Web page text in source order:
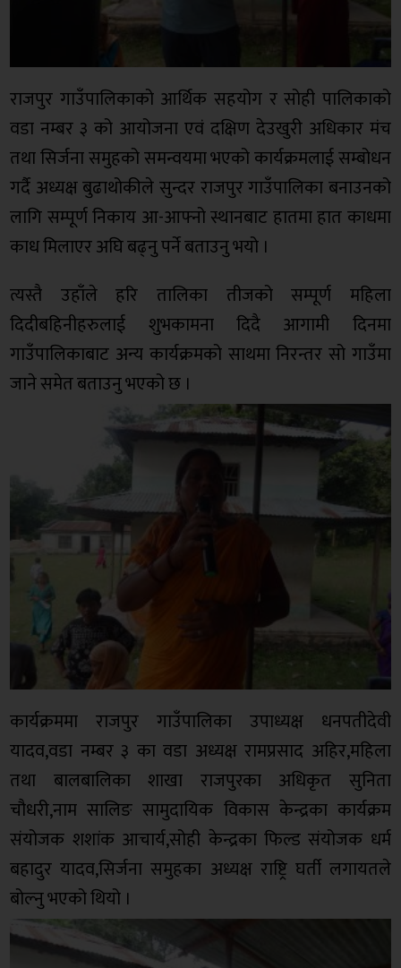
राजपुर गाउँपालिकाको आर्थिक सहयोग र सोही पालिकाको
वडा नम्बर ३ को आयोजना एवं दक्षिण देउखुरी अधिकार मंच
तथा सिर्जना समुहको समन्वयमा भएको कार्यक्रमलाई सम्बोधन
गर्दै अध्यक्ष बुढाथोकीले सुन्दर राजपुर गाउँपालिका बनाउनको
लागि सम्पूर्ण निकाय आ-आफ्नो स्थानबाट हातमा हात काधमा
काध मिलाएर अघि बढ्नु पर्ने बताउनु भयो ।
त्यस्तै उहाँले हरि तालिका तीजको सम्पूर्ण महिला
दिदीबहिनीहरुलाई शुभकामना दिदै आगामी दिनमा
गाउँपालिकाबाट अन्य कार्यक्रमको साथमा निरन्तर सो गाउँमा
जाने समेत बताउनु भएको छ ।
कार्यक्रममा राजपुर गाउँपालिका उपाध्यक्ष धनपतीदेवी
यादव,वडा नम्बर ३ का वडा अध्यक्ष रामप्रसाद अहिर,महिला
तथा बालबालिका शाखा राजपुरका अधिकृत सुनिता
चौधरी,नाम सालिङ सामुदायिक विकास केन्द्रका कार्यक्रम
संयोजक शशांक आचार्य,सोही केन्द्रका फिल्ड संयोजक धर्म
बहादुर यादव,सिर्जना समुहका अध्यक्ष राष्ट्रि घर्ती लगायतले
बोल्नु भएको थियो ।